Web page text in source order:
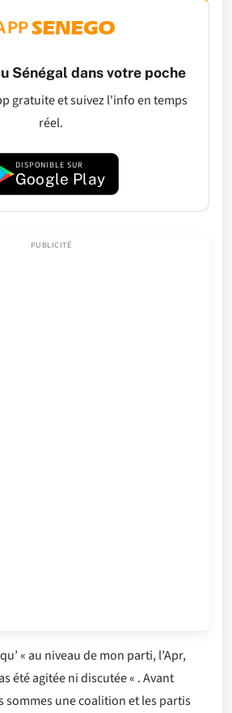
Sénégal dans votre poche
gratuite et suivez l'info en temps
réel.
DISPONIBLE SUR
Google Play
« au niveau de mon parti, l’Apr,
été agitée ni discutée « . Avant
sommes une coalition et les partis